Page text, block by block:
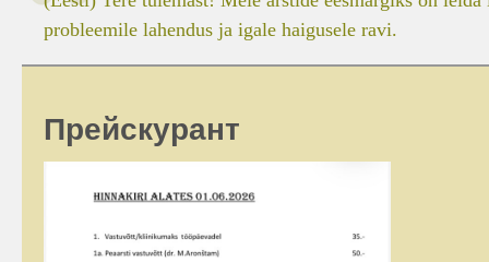
probleemile lahendus ja igale haigusele ravi.
Прейскурант